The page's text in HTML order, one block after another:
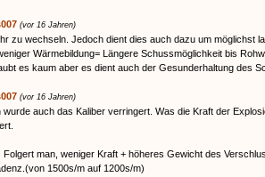
(vor 16 Jahren)
zu wechseln. Jedoch dient dies auch dazu um möglichst
Wärmebildung= Längere Schussmöglichkeit bis
es kaum aber es dient auch der Gesunderhaltung des
(vor 16 Jahren)
wurde auch das Kaliber verringert. Was die Kraft der
Folgert man, weniger Kraft + höheres Gewicht des
1500s/m auf 1200s/m)